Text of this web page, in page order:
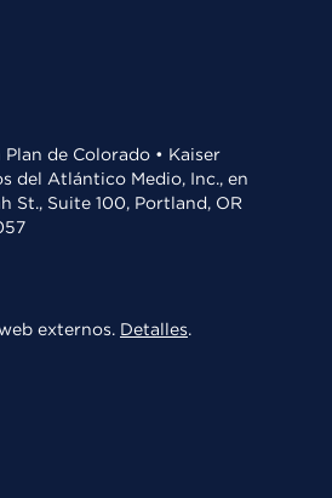
de Colorado • Kaiser
del Atlántico Medio, Inc., en
St., Suite 100, Portland, OR
externos. Detalles.